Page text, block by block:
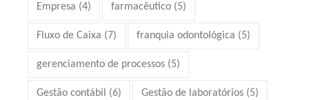
Empresa (4) farmacêutico (5)
Fluxo de Caixa (7) franquia odontológica (5)
gerenciamento de processos (5)
Gestão contábil (6) Gestão de laboratórios (5)